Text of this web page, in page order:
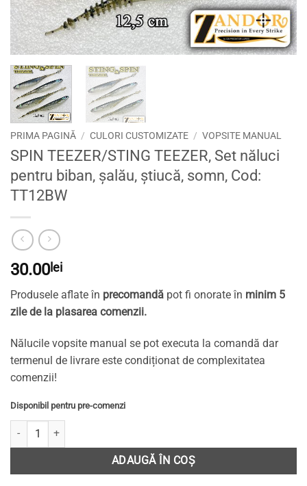
PRIMA PAGINĂ / CULORI CUSTOMIZATE / VOPSITE MANUAL
SPIN TEEZER/STING TEEZER, Set năluci
pentru biban, șalău, știucă, somn, Cod:
TT12BW
30.00lei
Produsele aflate în precomandă pot fi onorate în minim 5
zile de la plasarea comenzii.
Nălucile vopsite manual se pot executa la comandă dar
termenul de livrare este condiționat de complexitatea
comenzii!
Disponibil pentru pre-comenzi
Cantitate SPIN TEEZER/STING TEEZER, Set năluci pentru biban,
ADAUGĂ ÎN COȘ